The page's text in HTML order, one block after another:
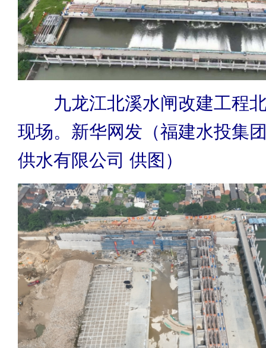
九龙江北溪水闸改建工程北
现场。新华网发（福建水投集
供水有限公司 供图）